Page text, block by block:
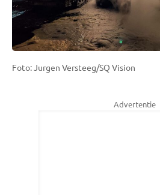
Foto: Jurgen Versteeg/SQ Vision
Advertentie